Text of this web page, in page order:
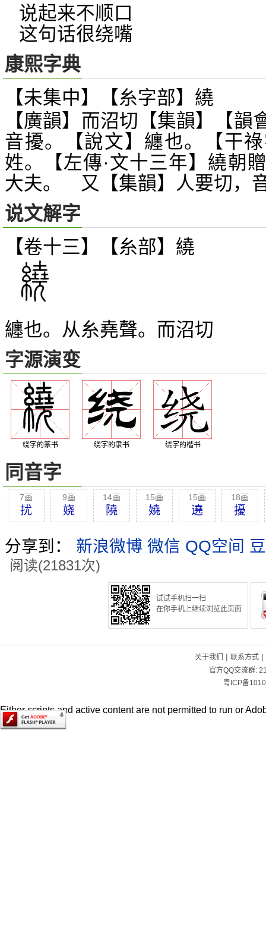
说起来不顺口
这句话很绕嘴
康熙字典
【未集中】【糸字部】繞
【廣韻】而沼切【集韻】【韻
音擾。【說文】纏也。【干
姓。【左傳·文十三年】繞朝
大夫。 又【集韻】人要切，
说文解字
【卷十三】【糸部】 繞
纏也。从糸堯聲。而沼切
字源演变
绕字的篆书 绕字的隶书 绕字的楷书
同音字
7画
扰
9画
娆
14画
隢
15画
嬈
15画
遶
18画
擾
分享到： 新浪微博 微信 QQ空间
阅读(21831次)
试试手机扫一扫
在你手机上继续浏览此页面
关于我们 | 联系方式|
官方QQ交流群:
粤ICP备
Either scripts and active content are not permitted to run or